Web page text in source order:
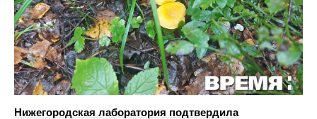
Нижегородская лаборатория подтвердила